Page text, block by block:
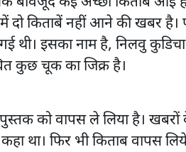
किताबें नहीं आने की खबर है।
थी। इसका नाम है, निलवु
कुछ चूक का जिक्र है।
को वापस ले लिया है। खबरों
था। फिर भी किताब वापस